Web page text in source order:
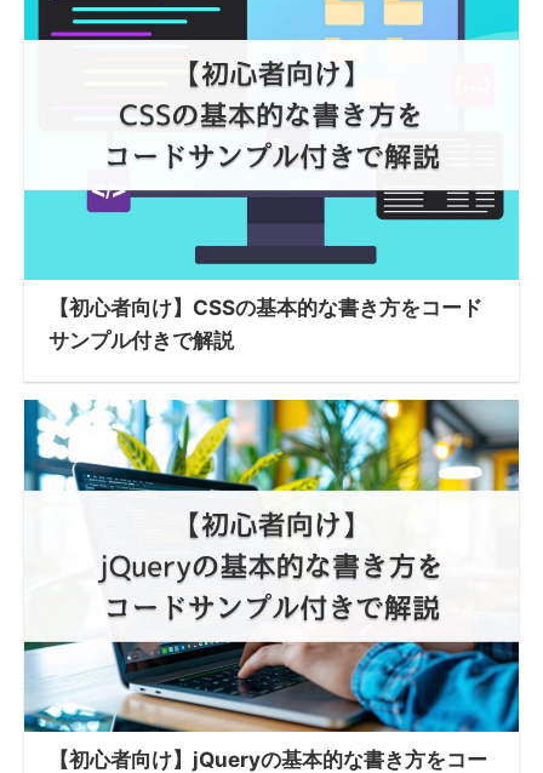
【初心者向け】CSSの基本的な書き方をコード
サンプル付きで解説
【初心者向け】jQueryの基本的な書き方をコー